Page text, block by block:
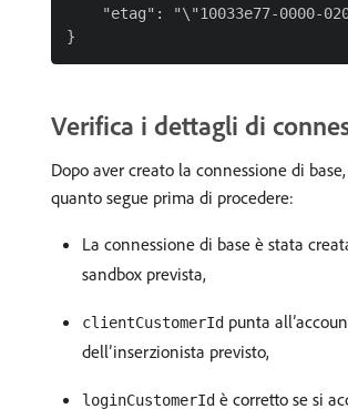
"etag": "\"10033e77-0000-
Verifica i dettagli di
Dopo aver creato la connessione di
quanto segue prima di procedere:
La connessione di base è stata
sandbox prevista,
clientCustomerId punta
dell’inserzionista previsto,
loginCustomerId è corretto se si